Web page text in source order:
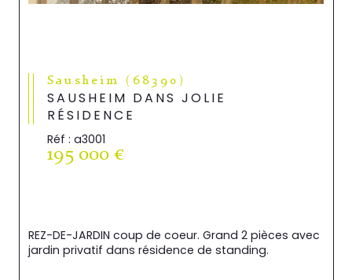
Sausheim (68390)
SAUSHEIM DANS JOLIE
RÉSIDENCE
Réf : a3001
195 000 €
REZ-DE-JARDIN coup de coeur. Grand 2 pièces avec
jardin privatif dans résidence de standing.